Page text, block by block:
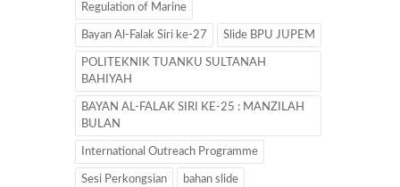
Regulation of Marine
Bayan Al-Falak Siri ke-27 Slide BPU JUPEM
POLITEKNIK TUANKU SULTANAH
BAHIYAH
BAYAN AL-FALAK SIRI KE-25 : MANZILAH
BULAN
International Outreach Programme
Sesi Perkongsian bahan slide